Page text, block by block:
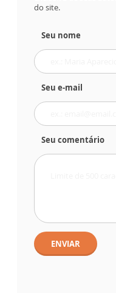
do site.
Seu nome
Seu e-mail
Seu comentário
ENVIAR